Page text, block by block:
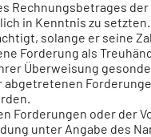
Rechnungsbetrages
in Kenntnis zu setzten.
solange er seine
Forderung als
Überweisung
abgetretenen
Forderungen oder der
unter Angabe des